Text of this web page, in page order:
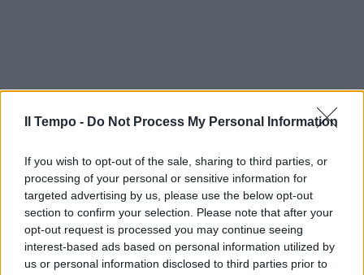
Il Tempo - Do Not Process My Personal Information
If you wish to opt-out of the sale, sharing to third parties, or
processing of your personal or sensitive information for
targeted advertising by us, please use the below opt-out
section to confirm your selection. Please note that after your
opt-out request is processed you may continue seeing
interest-based ads based on personal information utilized by
us or personal information disclosed to third parties prior to